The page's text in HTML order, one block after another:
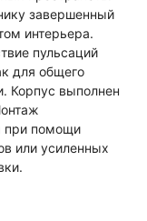
завершенный
интерьера.
пульсаций
для общего
Корпус выполнен
при помощи
или усиленных